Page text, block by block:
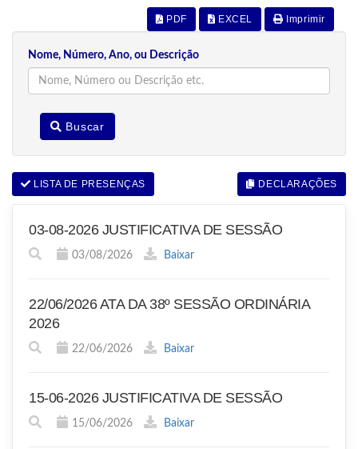
PDF EXCEL Imprimir
Nome, Número, Ano, ou Descrição
Buscar
LISTA DE PRESENÇAS DECLARAÇÕES
03-08-2026 JUSTIFICATIVA DE SESSÃO
03/08/2026 Baixar
22/06/2026 ATA DA 38º SESSÃO ORDINÁRIA
2026
22/06/2026 Baixar
15-06-2026 JUSTIFICATIVA DE SESSÃO
15/06/2026 Baixar